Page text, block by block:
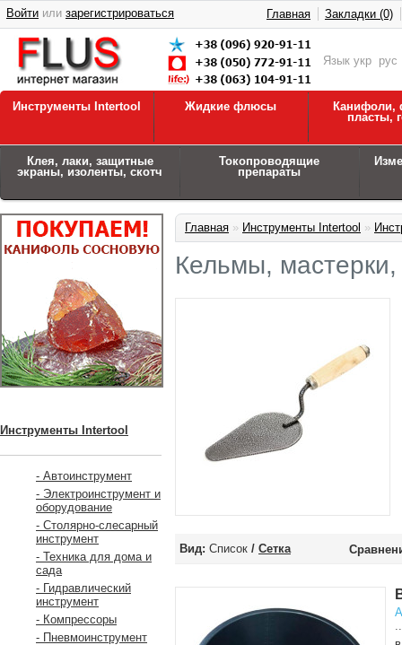
Язык укр рус
Войти или зарегистрироваться Главная Закладки (0)
Инструменты Intertool Жидкие флюсы
Канифоли,
пласты,
Клея, лаки, защитные
экраны, изоленты, скотч
Токопроводящие
препараты
Инструменты Intertool
- Автоинструмент
- Электроинструмент и
оборудование
- Столярно-слесарный
инструмент
- Техника для дома и
сада
- Гидравлический
инструмент
- Компрессоры
- Пневмоинструмент
Главная » Инструменты Intertool »
Кельмы,
Вид: Список / Сетка
..